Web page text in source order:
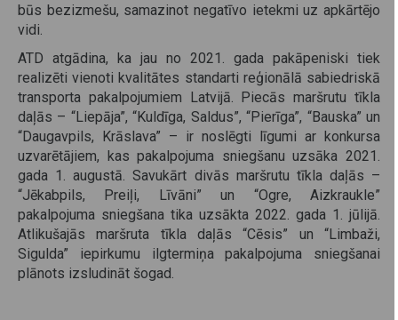
būs bezizmešu, samazinot negatīvo ietekmi uz apkārtējo
vidi.
ATD atgādina, ka jau no 2021. gada pakāpeniski tiek
realizēti vienoti kvalitātes standarti reģionālā sabiedriskā
transporta pakalpojumiem Latvijā. Piecās maršrutu tīkla
daļās – “Liepāja”, “Kuldīga, Saldus”, “Pierīga”, “Bauska” un
“Daugavpils, Krāslava” – ir noslēgti līgumi ar konkursa
uzvarētājiem, kas pakalpojuma sniegšanu uzsāka 2021.
gada 1. augustā. Savukārt divās maršrutu tīkla daļās –
“Jēkabpils, Preiļi, Līvāni” un “Ogre, Aizkraukle”
pakalpojuma sniegšana tika uzsākta 2022. gada 1. jūlijā.
Atlikušajās maršruta tīkla daļās “Cēsis” un “Limbaži,
Sigulda” iepirkumu ilgtermiņa pakalpojuma sniegšanai
plānots izsludināt šogad.